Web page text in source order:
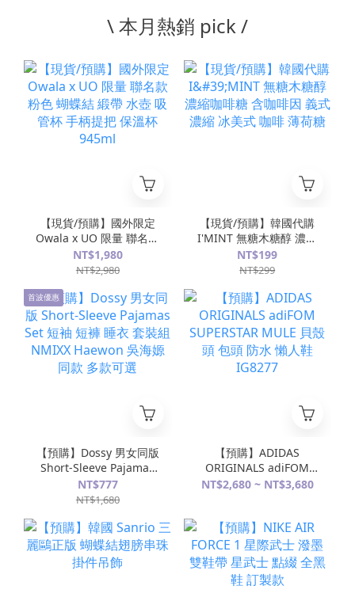
\ 本月熱銷 pick /
【現貨/預購】國外限定
Owala x UO 限量 聯名款
粉色 蝴蝶結 緞帶 水壺 吸
管杯 手柄提把 保溫杯
NT$1,980
NT$2,980
【現貨/預購】韓國代購
I'MINT 無糖木糖醇 濃縮
咖啡糖 含咖啡因 義式濃
縮 冰美式 咖啡 薄荷糖
NT$199
NT$299
首波優惠
【預購】Dossy 男女同版
Short-Sleeve Pajamas
Set 短袖 短褲 睡衣 套裝
組 NMIXX Haewon 吳海
NT$777
NT$1,680
【預購】ADIDAS
ORIGINALS adiFOM
SUPERSTAR MULE 貝殼
NT$2,680 ~ NT$3,680